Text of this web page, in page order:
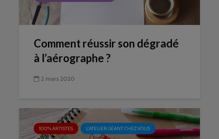
Comment réussir son dégradé
à l’aérographe ?
2 mars 2020
100% ARTISTES L'ATELIER GÉANT CHEZ VOUS